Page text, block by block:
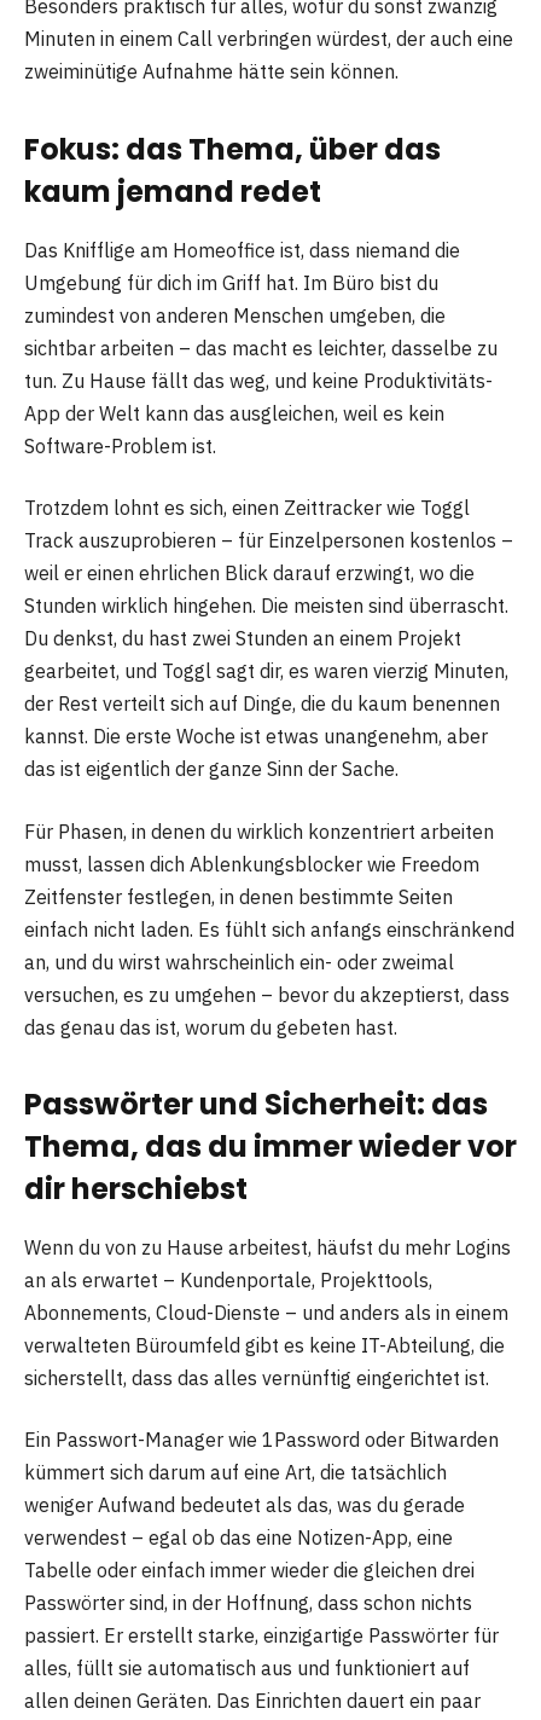
Besonders praktisch für alles, wofür du sonst zwanzig
Minuten in einem Call verbringen würdest, der auch eine
zweiminütige Aufnahme hätte sein können.
Fokus: das Thema, über das
kaum jemand redet
Das Knifflige am Homeoffice ist, dass niemand die
Umgebung für dich im Griff hat. Im Büro bist du
zumindest von anderen Menschen umgeben, die
sichtbar arbeiten – das macht es leichter, dasselbe zu
tun. Zu Hause fällt das weg, und keine Produktivitäts-
App der Welt kann das ausgleichen, weil es kein
Software-Problem ist.
Trotzdem lohnt es sich, einen Zeittracker wie Toggl
Track auszuprobieren – für Einzelpersonen kostenlos –
weil er einen ehrlichen Blick darauf erzwingt, wo die
Stunden wirklich hingehen. Die meisten sind überrascht.
Du denkst, du hast zwei Stunden an einem Projekt
gearbeitet, und Toggl sagt dir, es waren vierzig Minuten,
der Rest verteilt sich auf Dinge, die du kaum benennen
kannst. Die erste Woche ist etwas unangenehm, aber
das ist eigentlich der ganze Sinn der Sache.
Für Phasen, in denen du wirklich konzentriert arbeiten
musst, lassen dich Ablenkungsblocker wie Freedom
Zeitfenster festlegen, in denen bestimmte Seiten
einfach nicht laden. Es fühlt sich anfangs einschränkend
an, und du wirst wahrscheinlich ein- oder zweimal
versuchen, es zu umgehen – bevor du akzeptierst, dass
das genau das ist, worum du gebeten hast.
Passwörter und Sicherheit: das
Thema, das du immer wieder vor
dir herschiebst
Wenn du von zu Hause arbeitest, häufst du mehr Logins
an als erwartet – Kundenportale, Projekttools,
Abonnements, Cloud-Dienste – und anders als in einem
verwalteten Büroumfeld gibt es keine IT-Abteilung, die
sicherstellt, dass das alles vernünftig eingerichtet ist.
Ein Passwort-Manager wie 1Password oder Bitwarden
kümmert sich darum auf eine Art, die tatsächlich
weniger Aufwand bedeutet als das, was du gerade
verwendest – egal ob das eine Notizen-App, eine
Tabelle oder einfach immer wieder die gleichen drei
Passwörter sind, in der Hoffnung, dass schon nichts
passiert. Er erstellt starke, einzigartige Passwörter für
alles, füllt sie automatisch aus und funktioniert auf
allen deinen Geräten. Das Einrichten dauert ein paar